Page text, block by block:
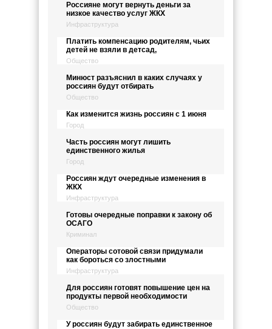
Россияне могут вернуть деньги за
низкое качество услуг ЖКХ
Инфраструктура
Платить компенсацию родителям, чьих
детей не взяли в детсад,
Общество
Минюст разъяснил в каких случаях у
россиян будут отбирать
Общество
Как изменится жизнь россиян с 1 июня
Город
Часть россиян могут лишить
единственного жилья
Город
Россиян ждут очередные изменения в
ЖКХ
Инфраструктура
Готовы очередные поправки к закону об
ОСАГО
Криминал
Операторы сотовой связи придумали
как бороться со злостными
Инфраструктура
Для россиян готовят повышение цен на
продукты первой необходимости
Общество
У россиян будут забирать единственное